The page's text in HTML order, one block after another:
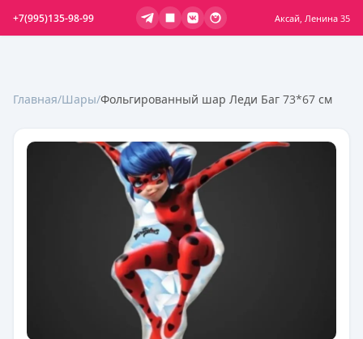
+7(995)135-98-99 Аксай, Ленина 35
Главная/Шары/Фольгированный шар Леди Баг 73*67 см